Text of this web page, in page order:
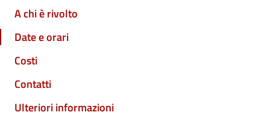
A chi è rivolto
Date e orari
Costi
Contatti
Ulteriori informazioni